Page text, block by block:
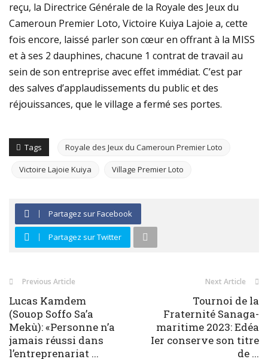
reçu, la Directrice Générale de la Royale des Jeux du
Cameroun Premier Loto, Victoire Kuiya Lajoie a, cette
fois encore, laissé parler son cœur en offrant à la MISS
et à ses 2 dauphines, chacune 1 contrat de travail au
sein de son entreprise avec effet immédiat. C’est par
des salves d’applaudissements du public et des
réjouissances, que le village a fermé ses portes.
Tags Royale des Jeux du Cameroun Premier Loto
Victoire Lajoie Kuiya Village Premier Loto
Partagez sur Facebook
Partagez sur Twitter
Previous Article
Lucas Kamdem
(Souop Soffo Sa’a
Mekù): «Personne n’a
jamais réussi dans
l’entreprenariat ...
Next Article
Tournoi de la
Fraternité Sanaga-
maritime 2023: Edéa
Ier conserve son titre
de ...